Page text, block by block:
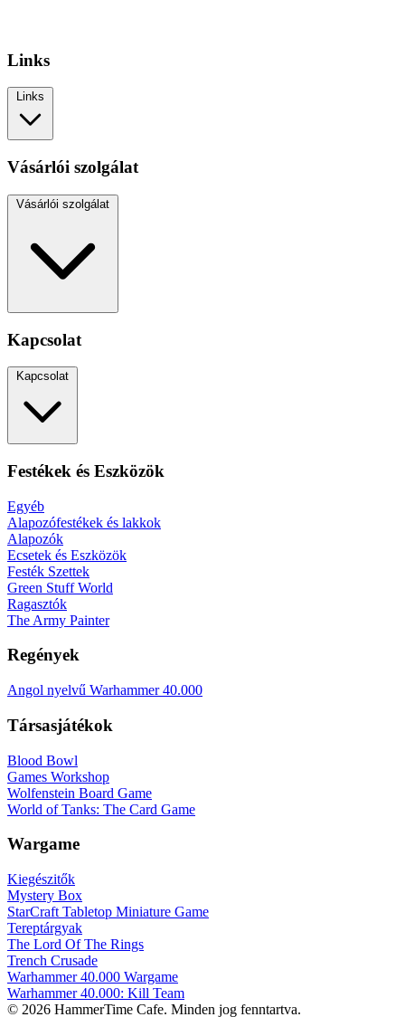
Links
Links
Vásárlói szolgálat
Vásárlói szolgálat
Kapcsolat
Kapcsolat
Festékek és Eszközök
Egyéb
Alapozófestékek és lakkok
Alapozók
Ecsetek és Eszközök
Festék Szettek
Green Stuff World
Ragasztók
The Army Painter
Regények
Angol nyelvű Warhammer 40.000
Társasjátékok
Blood Bowl
Games Workshop
Wolfenstein Board Game
World of Tanks: The Card Game
Wargame
Kiegészitők
Mystery Box
StarCraft Tabletop Miniature Game
Tereptárgyak
The Lord Of The Rings
Trench Crusade
Warhammer 40.000 Wargame
Warhammer 40.000: Kill Team
© 2026 HammerTime Cafe. Minden jog fenntartva.